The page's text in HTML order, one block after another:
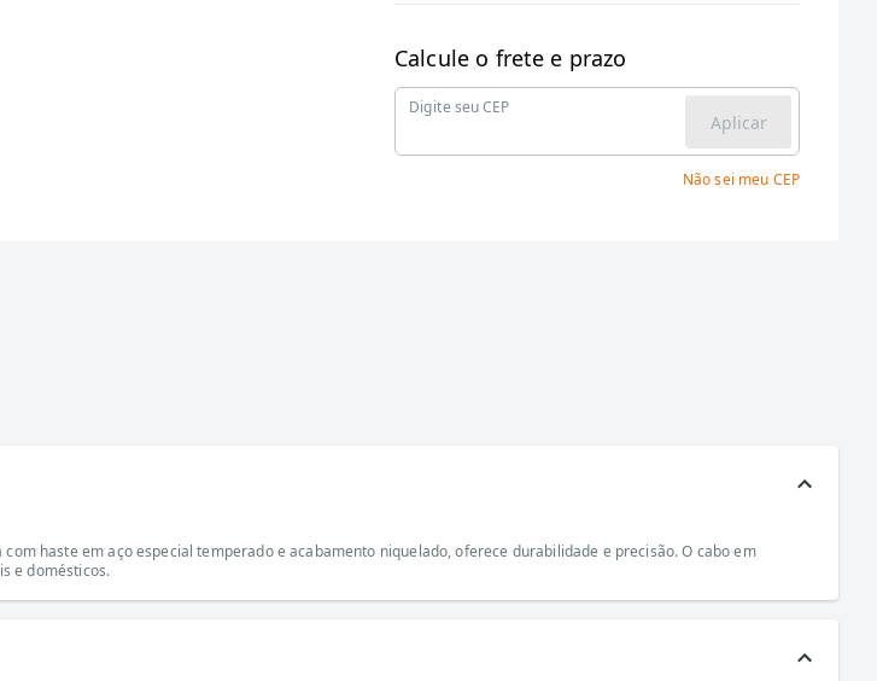
Calcule o frete e prazo
Digite seu CEP
Aplicar
Não sei meu CEP
haste em aço especial temperado e acabamento niquelado, oferece durabilidade e precisão. O cabo em
e domésticos.